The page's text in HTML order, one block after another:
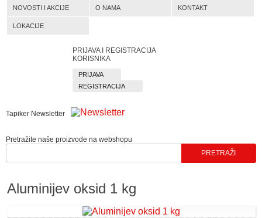
NOVOSTI I AKCIJE O NAMA KONTAKT
LOKACIJE
PRIJAVA I REGISTRACIJA
KORISNIKA
PRIJAVA
REGISTRACIJA
Tapiker Newsletter
Pretražite naše proizvode na webshopu
Aluminijev oksid 1 kg